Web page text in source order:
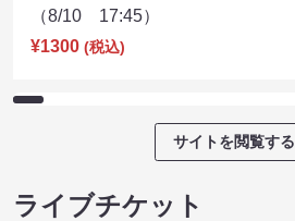
（8/10 17:45）
¥1300 (税込)
サイトを閲覧する
ライブチケット